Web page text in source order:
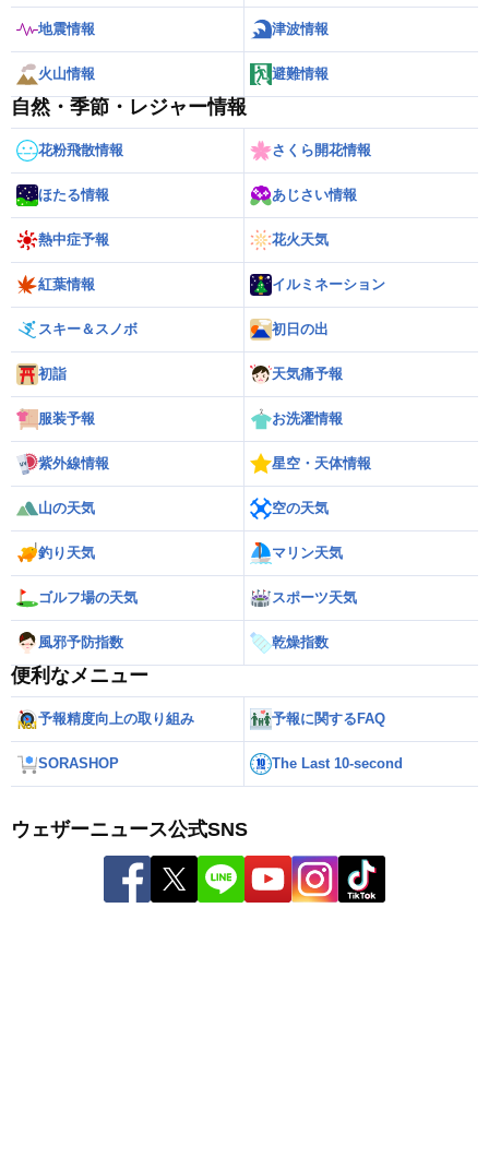
地震情報 津波情報
火山情報 避難情報
自然・季節・レジャー情報
花粉飛散情報 さくら開花情報
ほたる情報 あじさい情報
熱中症予報 花火天気
紅葉情報 イルミネーション
スキー＆スノボ 初日の出
初詣 天気痛予報
服装予報 お洗濯情報
紫外線情報 星空・天体情報
山の天気 空の天気
釣り天気 マリン天気
ゴルフ場の天気 スポーツ天気
風邪予防指数 乾燥指数
便利なメニュー
予報精度向上の取り組み 予報に関するFAQ
SORASHOP The Last 10-second
ウェザーニュース公式SNS